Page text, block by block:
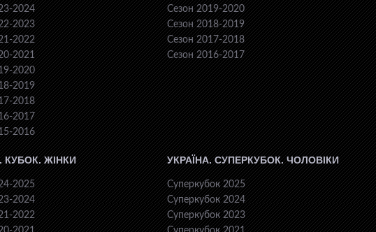
2024
2023
2022
2021
2020
2019
2018
2017
2016
Сезон 2019-2020
Сезон 2018-2019
Сезон 2017-2018
Сезон 2016-2017
КУБОК. ЖІНКИ
2025
2024
2022
УКРАЇНА. СУПЕРКУБОК. ЧОЛОВІКИ
Суперкубок 2025
Суперкубок 2024
Суперкубок 2023